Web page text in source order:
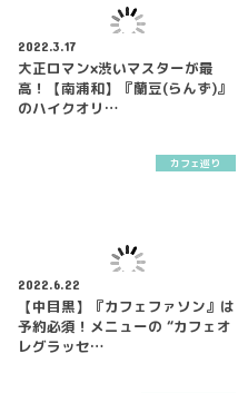
2022.3.17
大正ロマン×渋いマスターが最
高！【南浦和】『蘭豆(らんず)』
のハイクオリ…
カフェ巡り
2022.6.22
【中目黒】『カフェファソン』は
予約必須！メニューの “カフェオ
レグラッセ…